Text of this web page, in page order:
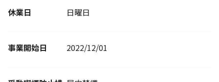
休業日 日曜日
事業開始日 2022/12/01